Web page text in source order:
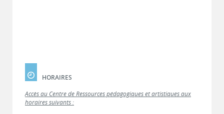
HORAIRES
Accès au Centre de Ressources pédagogiques et artistiques aux
horaires suivants :